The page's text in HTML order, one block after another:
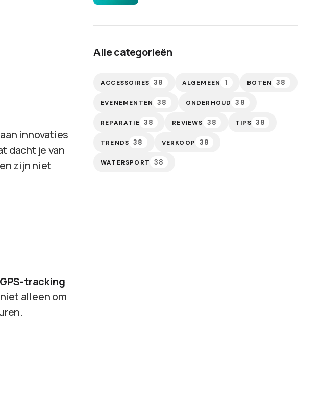
innovaties
dacht je van
zijn niet
GPS-tracking
alleen om
Alle categorieën
ACCESSOIRES 38 ALGEMEEN 1 BOTEN 38
EVENEMENTEN 38 ONDERHOUD 38
REPARATIE 38 REVIEWS 38 TIPS 38
TRENDS 38 VERKOOP 38
WATERSPORT 38